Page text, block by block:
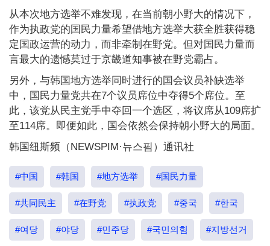
从本次地方选举不难发现，在当前朝小野大的情况下，
作为执政党的国民力量希望借地方选举大获全胜获得稳
定国政运营的动力，而非牵制在野党。但对国民力量而
言最大的遗憾莫过于京畿道知事被在野党霸占。
另外，与韩国地方选举同时进行的国会议员补缺选举
中，国民力量党共在7个议员席位中夺得5个席位。至
此，该党从民主党手中夺回一个选区，将议席从109席扩
至114席。即便如此，国会依然会保持朝小野大的局面。
韩国纽斯频（NEWSPIM·뉴스핌）通讯社
#中国 #韩国 #地方选举 #国民力量
#共同民主 #在野党 #执政党 #중국 #한국
#여당 #야당 #민주당 #국민의힘 #지방선거